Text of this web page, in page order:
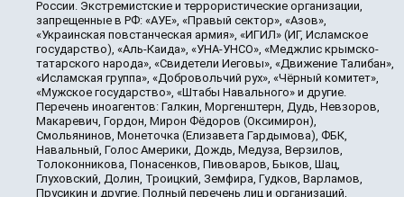
России. Экстремистские и террористические организации,
запрещенные в РФ: «АУЕ», «Правый сектор», «Азов»,
«Украинская повстанческая армия», «ИГИЛ» (ИГ, Исламское
государство), «Аль-Каида», «УНА-УНСО», «Меджлис крымско-
татарского народа», «Свидетели Иеговы», «Движение Талибан»,
«Исламская группа», «Добровольчий рух», «Чёрный комитет»,
«Мужское государство», «Штабы Навального» и другие.
Перечень иноагентов: Галкин, Моргенштерн, Дудь, Невзоров,
Макаревич, Гордон, Мирон Фёдоров (Оксимирон),
Смольянинов, Монеточка (Елизавета Гардымова), ФБК,
Навальный, Голос Америки, Дождь, Медуза, Верзилов,
Толоконникова, Понасенков, Пивоваров, Быков, Шац,
Глуховский, Долин, Троицкий, Земфира, Гудков, Варламов,
Прусикин и другие. Полный перечень лиц и организаций,